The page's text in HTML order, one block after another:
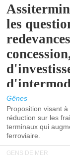
les
l'attention
politiciens.
Gênes
Proposition visant
réduction sur les
terminaux qui
ferroviaire.
GENS DE MER